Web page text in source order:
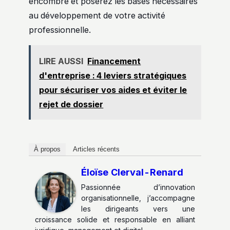
au développement de votre activité
professionnelle.
LIRE AUSSI Financement
d'entreprise : 4 leviers stratégiques
pour sécuriser vos aides et éviter le
rejet de dossier
À propos Articles récents
Éloïse Clerval-Renard
Passionnée d’innovation
organisationnelle, j’accompagne
les dirigeants vers une
croissance solide et responsable en alliant